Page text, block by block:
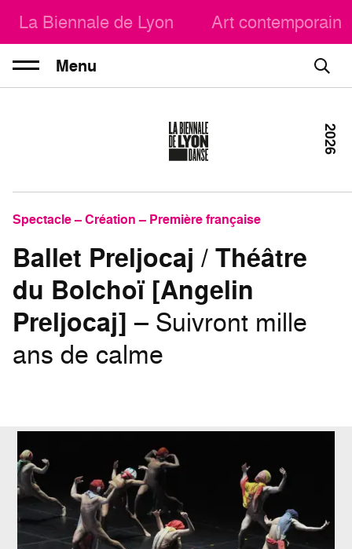
La Biennale de Lyon Art contemporain
Menu
Spectacle – Création – Première française
Ballet Preljocaj / Théâtre
du Bolchoï [Angelin
Preljocaj] – Suivront mille
ans de calme
2026